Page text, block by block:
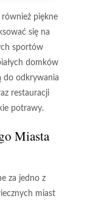
piękne
się na
sportów
domków
do odkrywania
restauracji
potrawy.
Miasta
za jedno z
miast